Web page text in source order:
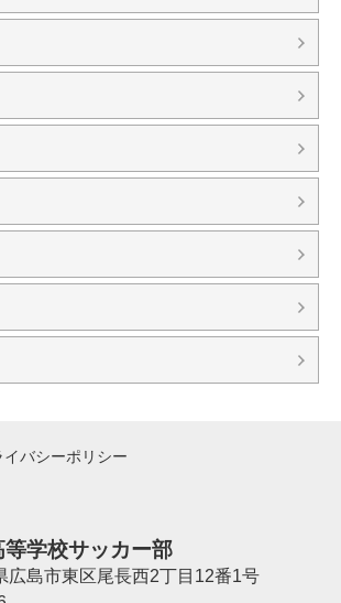
イバシーポリシー
学校サッカー部
広島市東区尾長西2丁目12番1号